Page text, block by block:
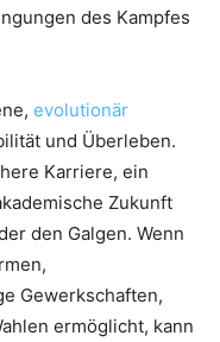
des Kampfes
evolutionär
und Überleben.
Karriere, ein
Zukunft
den Galgen. Wenn
Gewerkschaften,
ermöglicht, kann